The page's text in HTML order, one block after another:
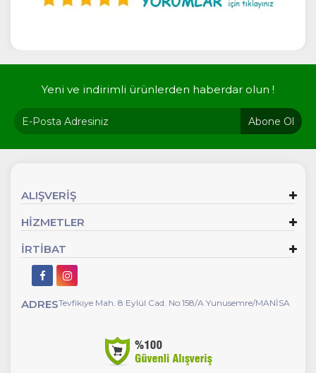
Yeni ve indirimli ürünlerden haberdar olun !
Abone Ol
ALIŞVERİŞ
HİZMETLER
İRTİBAT
ADRESTevfikiye Mah. 8 Eylül Cad. No:158/A Yunusemre/MANİSA